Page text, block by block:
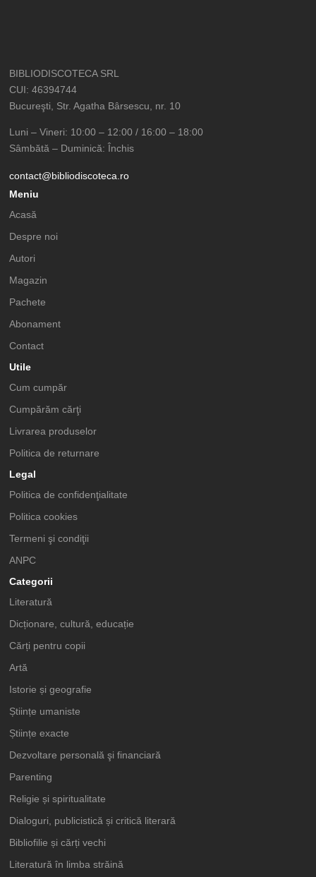
BIBLIODISCOTECA SRL
CUI: 46394744
Bucureşti, Str. Agatha Bârsescu, nr. 10
Luni – Vineri: 10:00 – 12:00 / 16:00 – 18:00
Sâmbătă – Duminică: Închis
contact@bibliodiscoteca.ro
Meniu
Acasă
Despre noi
Autori
Magazin
Pachete
Abonament
Contact
Utile
Cum cumpăr
Cumpărăm cărţi
Livrarea produselor
Politica de returnare
Legal
Politica de confidenţialitate
Politica cookies
Termeni şi condiţii
ANPC
Categorii
Literatură
Dicționare, cultură, educație
Cărți pentru copii
Artă
Istorie și geografie
Științe umaniste
Științe exacte
Dezvoltare personală şi financiară
Parenting
Religie și spiritualitate
Dialoguri, publicistică și critică literară
Bibliofilie și cărți vechi
Literatură în limba străină